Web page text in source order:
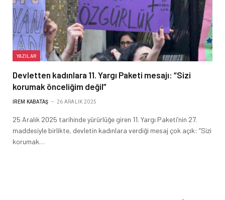
YAZILAR
Devletten kadınlara 11. Yargı Paketi mesajı: “Sizi
korumak önceliğim değil”
İREM KABATAŞ 26 ARALIK 2025
25 Aralık 2025 tarihinde yürürlüğe giren 11. Yargı Paketi’nin 27.
maddesiyle birlikte, devletin kadınlara verdiği mesaj çok açık: “Sizi
korumak…